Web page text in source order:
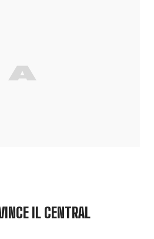
IL CENTRAL